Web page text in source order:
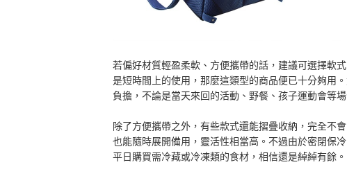
若偏好材質輕盈柔軟、方便攜帶的話，建議可選擇軟
是短時間上的使用，那麼這類型的商品便已十分夠用
負擔，不論是當天來回的活動、野餐、孩子運動會等
除了方便攜帶之外，有些款式還能摺疊收納，完全不
也能隨時展開備用，靈活性相當高。不過由於密閉保
平日購買需冷藏或冷凍類的食材，相信還是綽綽有餘。